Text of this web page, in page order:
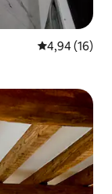
Note
4,94 (16)